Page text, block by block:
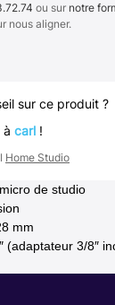
ou sur notre
nous aligner.
sur ce produit ?
à carl !
Home Studio
de studio
mm
(adaptateur 3/8″